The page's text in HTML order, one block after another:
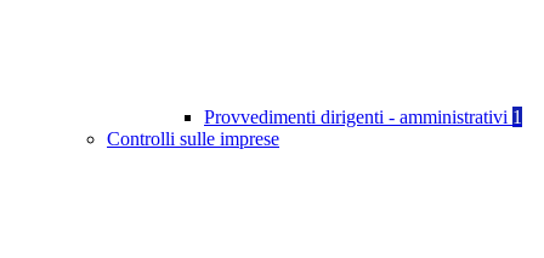
Provvedimenti dirigenti - amministrativi 1
Controlli sulle imprese